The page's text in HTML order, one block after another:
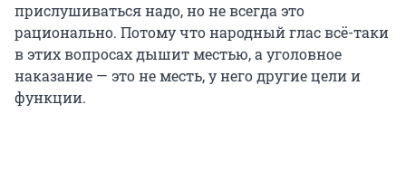
прислушиваться надо, но не всегда это
рационально. Потому что народный глас всё-таки
в этих вопросах дышит местью, а уголовное
наказание — это не месть, у него другие цели и
функции.